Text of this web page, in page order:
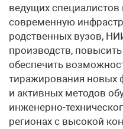
ведущих специалистов
современную
родственных вузов,
производств,
обеспечить
тиражирования новых
и активных методов
инженерно-
регионах с высокой